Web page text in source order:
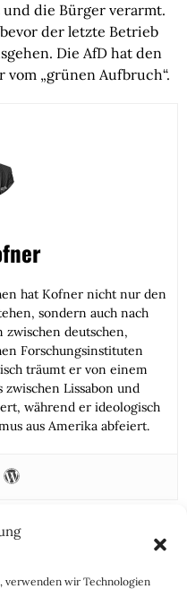
verwenden wir Technologien
die Bürger verarmt.
der letzte Betrieb
Die AfD hat den
vom „grünen Aufbruch“.
hat Kofner nicht nur den
sondern auch nach
zwischen deutschen,
Forschungsinstituten
träumt er von einem
zwischen Lissabon und
während er ideologisch
aus Amerika abfeiert.